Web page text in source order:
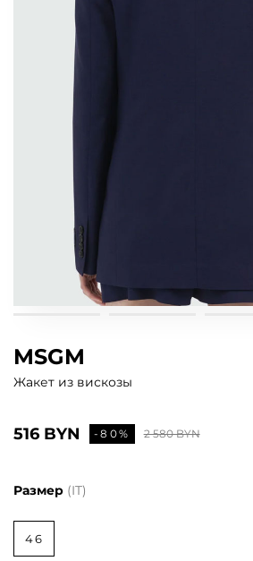
MSGM
Жакет из вискозы
516 BYN -80% 2 580 BYN
Размер (IT)
46